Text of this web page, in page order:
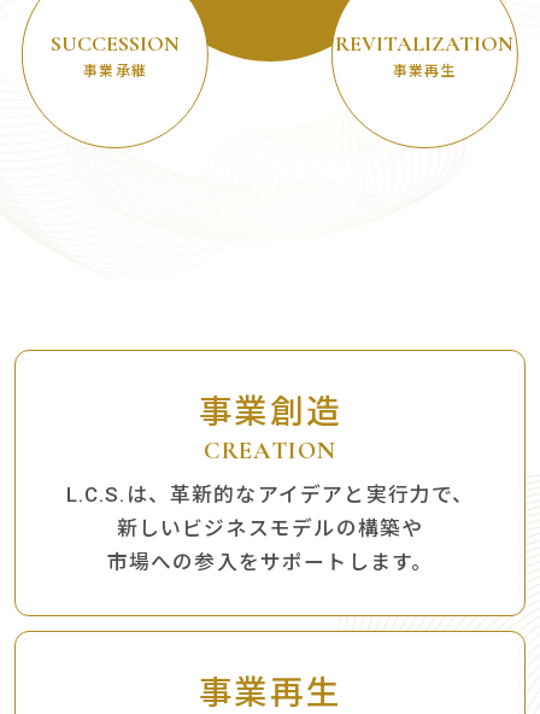
REVITALIZATION
事業再生
SUCCESSION
事業承継
事業創造
CREATION
L.C.S.は、革新的なアイデアと実行力で、
新しいビジネスモデルの構築や
市場への参入をサポートします。
事業再生